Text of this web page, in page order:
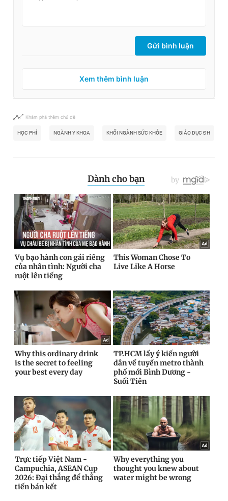
Gửi bình luận
Xem thêm bình luận
Khám phá thêm chủ đề
HỌC PHÍ NGÀNH Y KHOA KHỐI NGÀNH SỨC KHỎE GIÁO DỤC ĐH